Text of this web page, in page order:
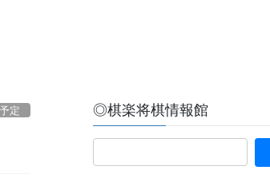
定 ◎棋楽将棋情報館